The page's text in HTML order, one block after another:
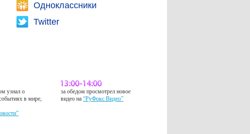
Одноклассники
Twitter
узнал о
в мире,
за обедом просмотрел новое
видео на“РуФокс Видео”